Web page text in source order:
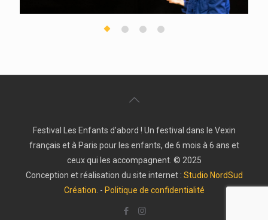
Festival Les Enfants d’abord ! Un festival dans le Vexin
français et à Paris pour les enfants, de 6 mois à 6 ans et
ceux qui les accompagnent. © 2025
Conception et réalisation du site internet : Studio NordSud
Création . - Politique de confidentialité